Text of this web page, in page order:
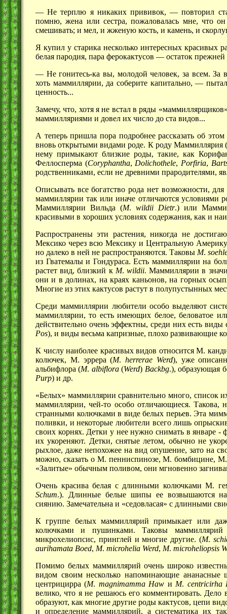
— Не терплю я никаких прививок, — повторил
помню, жена или сестра, пожаловалась мне, что
смешивать; и мел, и жженую кость, и камень, и
Я купил у старика несколько интересных красивых
белая пародия, пара ферокактусов — остаток
— Не гонитесь-ка вы, молодой человек, за всем. За
хоть маммиллярии, да соберите капитально, —
ценность...
Замечу, что, хотя я не встал в ряды
маммилляриями и довел их число до ста видов...
А теперь пришла пора подробнее рассказать об
вновь открытыми видами роде. К роду Маммиллярия
нему примыкают близкие роды, такие, как
Феллосперма (Coryphantha,Dolichothele, Porfiria,
родственниками, если не древними прародителями,
Описывать все богатство рода нет возможности,
маммиллярии так или иначе отличаются условиями
Маммиллярии Вильда (M. wildii Dietr.) или
красивыми в хороших условиях содержания, как и
Распространены эти растения, никогда не
Мексико через всю Мексику и Центральную
но далеко в ней не распространяются. ТаковыМ.
из Гватемалы и Гондураса. Есть маммиллярии на
растет вид, близкий к М.wildii. Маммиллярии в
они и в долинах, на краях каньонов, на горных
Многие из этих кактусов растут в полупустынных
Среди маммиллярии любители особо выделяют
маммиллярии, то есть имеющих белое, беловатое
действительно очень эффектны, среди них есть
Pos), и виды весьма капризные, плохо развивающие
К числу наиболее красивых видов относится М.
колючек, М. эррера (М. herrerae Werd), уже
альбифлора (М. albiflora(Werd) Backbg.), образующая
Purp) и др.
«Белых» маммиллярии сравнительно много, список
маммиллярии, чей-то особо отличающиеся. Такова,
странными колючками в виде белых перьев. Эта
поливки, и некоторые любители всего лишь
своих корнях. Детки у нее нужно снимать вянваре -
их укореняют. Детки, снятые летом, обычно не
рыхлое, даже непохожее на вид опушение, зато на
можно, сказать о М. пенниспинозе, М. бомбицине,
«Залитые» обычным поливом, они мгновенно
Очень красива белая с длинными колючками М.
Schum.). Длинные белые шипы ее возвышаются
сиянию. Замечательна и «седовласая» с длинными
К группе белых маммиллярий примыкает или
колючками и пушинками. Таковы маммиллярий
микрохелиопсис, принглей и многие другие. (М.
aurihamata Boed, M. microhelia Werd, M. microheliopsis
Помимо белых маммиллярий очень широко
видом своим несколько напоминающие
центрицирра (М. magnimamma Haw иМ. centricirha
велико, что я не решаюсь его комментировать.
образуют, как многие другие роды кактусов, цепи
и определение маммиллярий, а систематика их